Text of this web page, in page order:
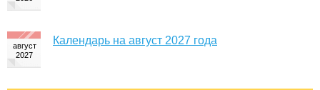
Календарь на август 2027 года